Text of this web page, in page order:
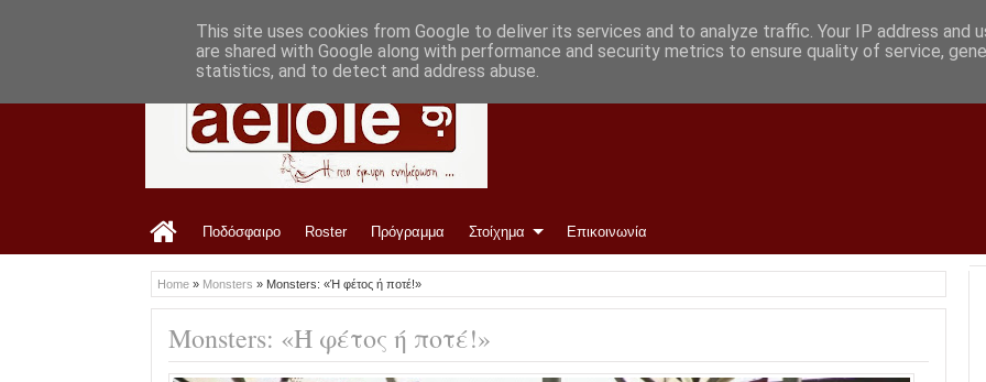
Ποδόσφαιρο Roster Πρόγραμμα Στοίχημα Επικοινωνία
Home » Monsters » Monsters: «Ή φέτος ή ποτέ!»
Monsters: «Ή φέτος ή ποτέ!»
This site uses cookies from Google to deliver its services and to analyze traffic. Your IP address and
are shared with Google along with performance and security metrics to ensure quality of service,
statistics, and to detect and address abuse.